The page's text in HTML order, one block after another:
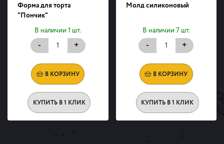
Форма для торта
"Пончик"
В наличии 1 шт.
- +
В КОРЗИНУ
КУПИТЬ В 1 КЛИК
Молд силиконовый
В наличии 7 шт.
- +
В КОРЗИНУ
КУПИТЬ В 1 КЛИК